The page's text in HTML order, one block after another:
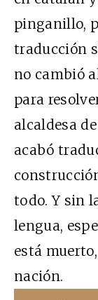
pinganillo,
traducción
no cambió
para
alcaldesa
acabó
todo. Y sin
lengua,
está
nación.